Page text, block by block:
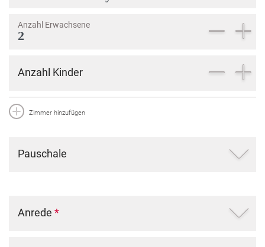
Anzahl Erwachsene
Anzahl Kinder
Zimmer hinzufügen
Pauschale
Anrede *